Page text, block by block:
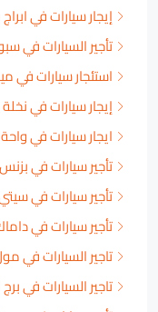
إيجار سيارات في
تأجير السيارات في
استئجار سيارات في
إيجار سيارات في
ايجار سيارات في
تأجير سيارات في
تأجير سيارات في
تأجير سيارات في
تاجير السيارات في
تاجير السيارات في